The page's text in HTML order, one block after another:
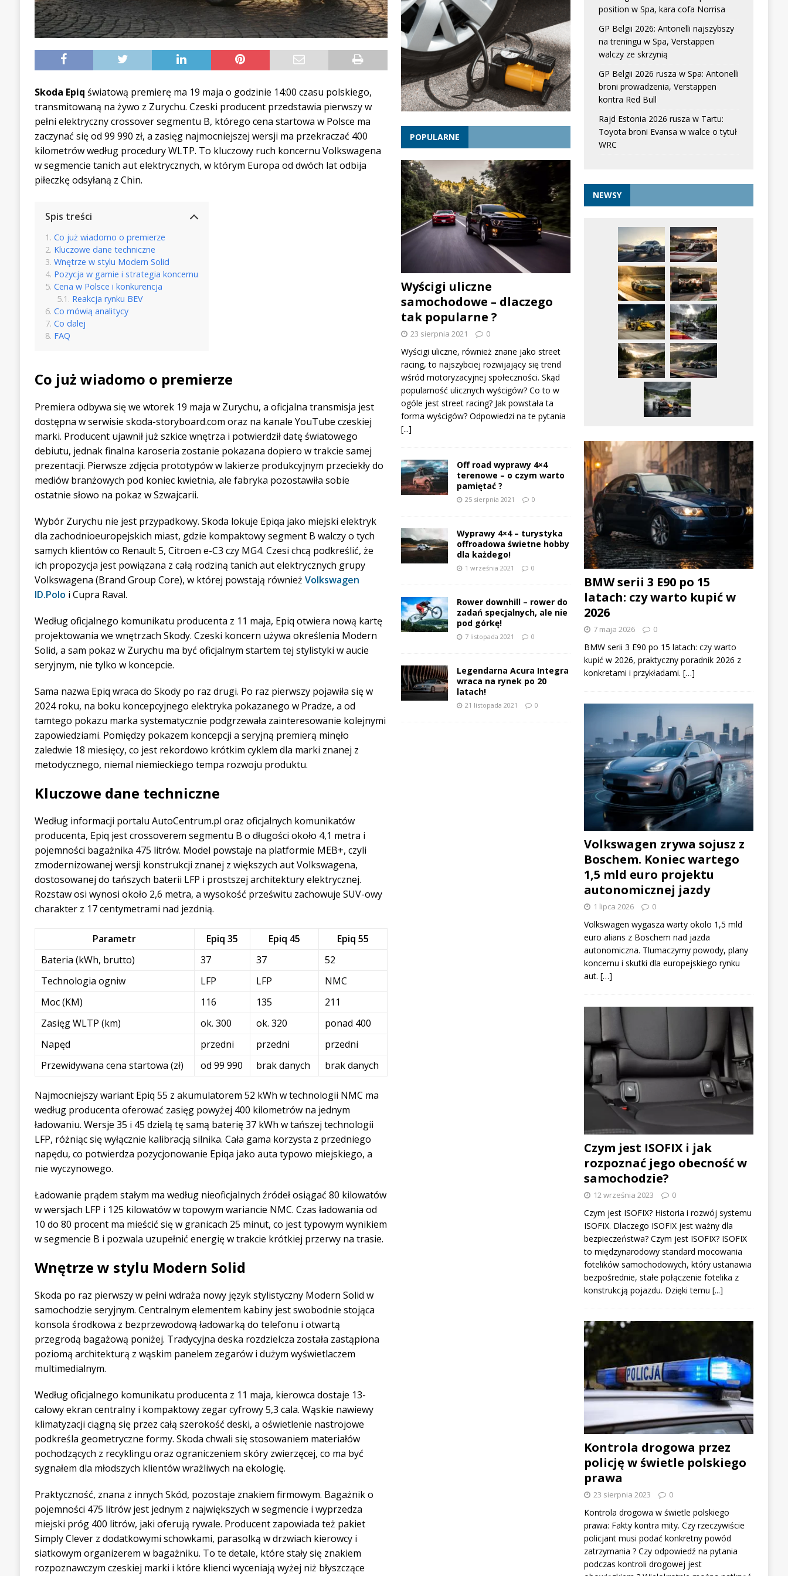
Skoda Epiq światową premierę ma 19 maja o godzinie 14:00 czasu polskiego,
transmitowaną na żywo z Zurychu. Czeski producent przedstawia pierwszy w
pełni elektryczny crossover segmentu B, którego cena startowa w Polsce ma
zaczynać się od 99 990 zł, a zasięg najmocniejszej wersji ma przekraczać 400
kilometrów według procedury WLTP. To kluczowy ruch koncernu Volkswagena
w segmencie tanich aut elektrycznych, w którym Europa od dwóch lat odbija
piłeczkę odsyłaną z Chin.
Spis treści
Co już wiadomo o premierze
Kluczowe dane techniczne
Wnętrze w stylu Modern Solid
Pozycja w gamie i strategia koncernu
Cena w Polsce i konkurencja
Reakcja rynku BEV
Co mówią analitycy
Co dalej
FAQ
Co już wiadomo o premierze
Premiera odbywa się we wtorek 19 maja w Zurychu, a oficjalna transmisja jest
dostępna w serwisie skoda-storyboard.com oraz na kanale YouTube czeskiej
marki. Producent ujawnił już szkice wnętrza i potwierdził datę światowego
debiutu, jednak finalna karoseria zostanie pokazana dopiero w trakcie samej
prezentacji. Pierwsze zdjęcia prototypów w lakierze produkcyjnym przeciekły do
mediów branżowych pod koniec kwietnia, ale fabryka pozostawiła sobie
ostatnie słowo na pokaz w Szwajcarii.
Wybór Zurychu nie jest przypadkowy. Skoda lokuje Epiqa jako miejski elektryk
dla zachodnioeuropejskich miast, gdzie kompaktowy segment B walczy o tych
samych klientów co Renault 5, Citroen e-C3 czy MG4. Czesi chcą podkreślić, że
ich propozycja jest powiązana z całą rodziną tanich aut elektrycznych grupy
Volkswagena (Brand Group Core), w której powstają również Volkswagen
ID.Polo i Cupra Raval.
Według oficjalnego komunikatu producenta z 11 maja, Epiq otwiera nową kartę
projektowania we wnętrzach Skody. Czeski koncern używa określenia Modern
Solid, a sam pokaz w Zurychu ma być oficjalnym startem tej stylistyki w aucie
seryjnym, nie tylko w koncepcie.
Sama nazwa Epiq wraca do Skody po raz drugi. Po raz pierwszy pojawiła się w
2024 roku, na boku koncepcyjnego elektryka pokazanego w Pradze, a od
tamtego pokazu marka systematycznie podgrzewała zainteresowanie kolejnymi
zapowiedziami. Pomiędzy pokazem koncepcji a seryjną premierą minęło
zaledwie 18 miesięcy, co jest rekordowo krótkim cyklem dla marki znanej z
metodycznego, niemal niemieckiego tempa rozwoju produktu.
Kluczowe dane techniczne
Według informacji portalu AutoCentrum.pl oraz oficjalnych komunikatów
producenta, Epiq jest crossoverem segmentu B o długości około 4,1 metra i
pojemności bagażnika 475 litrów. Model powstaje na platformie MEB+, czyli
zmodernizowanej wersji konstrukcji znanej z większych aut Volkswagena,
dostosowanej do tańszych baterii LFP i prostszej architektury elektrycznej.
Rozstaw osi wynosi około 2,6 metra, a wysokość prześwitu zachowuje SUV-owy
charakter z 17 centymetrami nad jezdnią.
Parametr Epiq 35 Epiq 45
Epiq 55
Bateria (kWh, brutto)
37 37
52
Technologia ogniw
LFP LFP
NMC
Moc (KM)
116 135
211
Zasięg WLTP (km)
ok. 300 ok. 320
ponad 400
Napęd
przedni przedni
przedni
Przewidywana cena startowa (zł)
od 99 990 brak danych brak danych
Najmocniejszy wariant Epiq 55 z akumulatorem 52 kWh w technologii NMC ma
według producenta oferować zasięg powyżej 400 kilometrów na jednym
ładowaniu. Wersje 35 i 45 dzielą tę samą baterię 37 kWh w tańszej technologii
LFP, różniąc się wyłącznie kalibracją silnika. Cała gama korzysta z przedniego
napędu, co potwierdza pozycjonowanie Epiqa jako auta typowo miejskiego, a
nie wyczynowego.
Ładowanie prądem stałym ma według nieoficjalnych źródeł osiągać 80 kilowatów
w wersjach LFP i 125 kilowatów w topowym wariancie NMC. Czas ładowania od
10 do 80 procent ma mieścić się w granicach 25 minut, co jest typowym wynikiem
w segmencie B i pozwala uzupełnić energię w trakcie krótkiej przerwy na trasie.
Wnętrze w stylu Modern Solid
Skoda po raz pierwszy w pełni wdraża nowy język stylistyczny Modern Solid w
samochodzie seryjnym. Centralnym elementem kabiny jest swobodnie stojąca
konsola środkowa z bezprzewodową ładowarką do telefonu i otwartą
przegrodą bagażową poniżej. Tradycyjna deska rozdzielcza została zastąpiona
poziomą architekturą z wąskim panelem zegarów i dużym wyświetlaczem
multimedialnym.
Według oficjalnego komunikatu producenta z 11 maja, kierowca dostaje 13-
calowy ekran centralny i kompaktowy zegar cyfrowy 5,3 cala. Wąskie nawiewy
klimatyzacji ciągną się przez całą szerokość deski, a oświetlenie nastrojowe
podkreśla geometryczne formy. Skoda chwali się stosowaniem materiałów
pochodzących z recyklingu oraz ograniczeniem skóry zwierzęcej, co ma być
sygnałem dla młodszych klientów wrażliwych na ekologię.
Praktyczność, znana z innych Skód, pozostaje znakiem firmowym. Bagażnik o
pojemności 475 litrów jest jednym z największych w segmencie i wyprzedza
miejski próg 400 litrów, jaki oferują rywale. Producent zapowiada też pakiet
Simply Clever z dodatkowymi schowkami, parasolką w drzwiach kierowcy i
siatkowym organizerem w bagażniku. To te detale, które stały się znakiem
rozpoznawczym czeskiej marki i które klienci wyceniają wyżej niż błyszczące
POPULARNE
Wyścigi uliczne
samochodowe – dlaczego
tak popularne ?
23 sierpnia 2021 0
Wyścigi uliczne, również znane jako street
racing, to najszybciej rozwijający się trend
wśród motoryzacyjnej społeczności. Skąd
popularność ulicznych wyścigów? Co to w
ogóle jest street racing? Jak powstała ta
forma wyścigów? Odpowiedzi na te pytania
[...]
Off road wyprawy 4×4
terenowe – o czym warto
pamiętać ?
25 sierpnia 2021 0
Wyprawy 4×4 – turystyka
offroadowa świetne hobby
dla każdego!
1 września 2021 0
Rower downhill – rower do
zadań specjalnych, ale nie
pod górkę!
7 listopada 2021 0
Legendarna Acura Integra
wraca na rynek po 20
latach!
21 listopada 2021 0
position w Spa, kara cofa Norrisa
GP Belgii 2026: Antonelli najszybszy
na treningu w Spa, Verstappen
walczy ze skrzynią
GP Belgii 2026 rusza w Spa: Antonelli
broni prowadzenia, Verstappen
kontra Red Bull
Rajd Estonia 2026 rusza w Tartu:
Toyota broni Evansa w walce o tytuł
WRC
NEWSY
BMW serii 3 E90 po 15
latach: czy warto kupić w
2026
7 maja 2026 0
BMW serii 3 E90 po 15 latach: czy warto
kupić w 2026, praktyczny poradnik 2026 z
konkretami i przykładami. […]
Volkswagen zrywa sojusz z
Boschem. Koniec wartego
1,5 mld euro projektu
autonomicznej jazdy
1 lipca 2026 0
Volkswagen wygasza warty okolo 1,5 mld
euro alians z Boschem nad jazda
autonomiczna. Tlumaczymy powody, plany
koncernu i skutki dla europejskiego rynku
aut. […]
Czym jest ISOFIX i jak
rozpoznać jego obecność w
samochodzie?
12 września 2023 0
Czym jest ISOFIX? Historia i rozwój systemu
ISOFIX. Dlaczego ISOFIX jest ważny dla
bezpieczeństwa? Czym jest ISOFIX? ISOFIX
to międzynarodowy standard mocowania
fotelików samochodowych, który ustanawia
bezpośrednie, stałe połączenie fotelika z
konstrukcją pojazdu. Dzięki temu [...]
Kontrola drogowa przez
policję w świetle polskiego
prawa
23 sierpnia 2023 0
Kontrola drogowa w świetle polskiego
prawa: Fakty kontra mity. Czy rzeczywiście
policjant musi podać konkretny powód
zatrzymania ? Czy odpowiedź na pytania
podczas kontroli drogowej jest